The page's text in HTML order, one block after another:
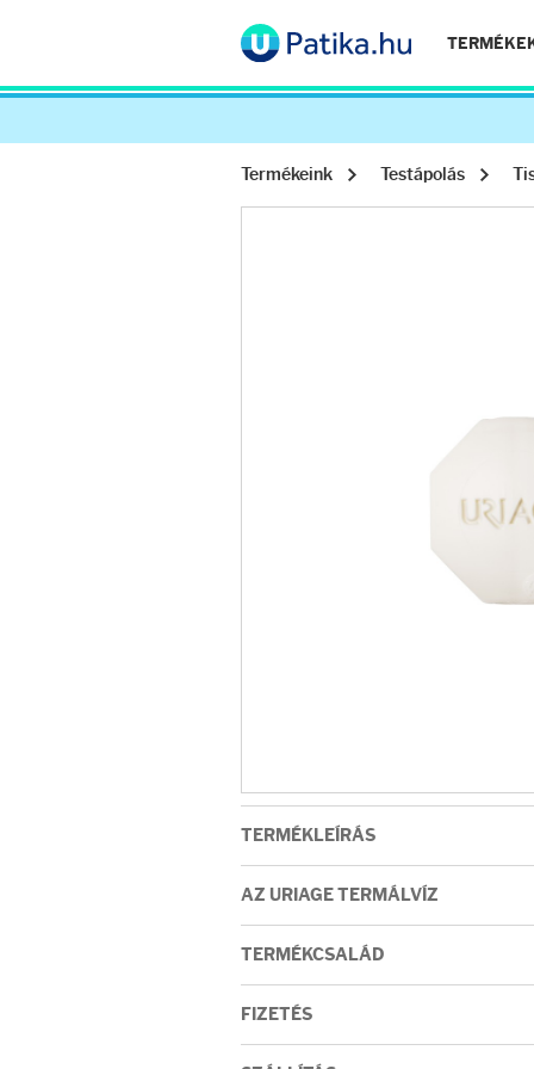
Termékeink Testápolás
TERMÉKLEÍRÁS
AZ URIAGE TERMÁLVÍZ
TERMÉKCSALÁD
FIZETÉS